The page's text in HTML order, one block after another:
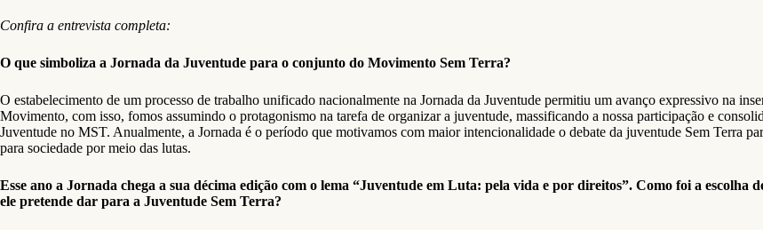
Confira a entrevista completa:
O que simboliza a Jornada da Juventude para o conjunto do Movimento Sem Terra?
O estabelecimento de um processo de trabalho unificado nacionalmente na Jornada da Juventude permitiu um avanço expressivo na
Movimento, com isso, fomos assumindo o protagonismo na tarefa de organizar a juventude, massificando a nossa participação e
Juventude no MST. Anualmente, a Jornada é o período que motivamos com maior intencionalidade o debate da juventude Sem Terra
para sociedade por meio das lutas.
Esse ano a Jornada chega a sua décima edição com o lema “Juventude em Luta: pela vida e por direitos”. Como foi a escolha
ele pretende dar para a Juventude Sem Terra?